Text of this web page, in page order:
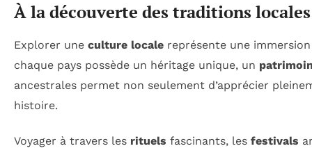
À la découverte des traditions locales
Explorer une culture locale représente une
chaque pays possède un héritage unique, un
ancestrales permet non seulement d’apprécier
histoire.
Voyager à travers les rituels fascinants, les festivals